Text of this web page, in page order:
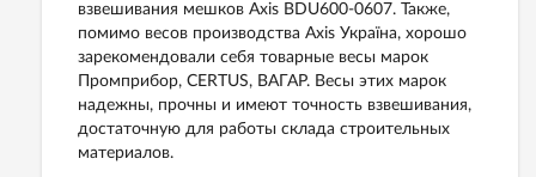
взвешивания мешков Axis BDU600-0607. Также,
помимо весов производства Axis Україна, хорошо
зарекомендовали себя товарные весы марок
Промприбор, CERTUS, ВАГАР. Весы этих марок
надежны, прочны и имеют точность взвешивания,
достаточную для работы склада строительных
материалов.